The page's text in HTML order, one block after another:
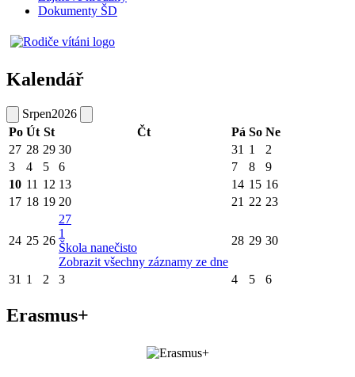
Dokumenty ŠD
Kalendář
Srpen2026
Po Út St Čt Pá So Ne
27 28 29 30 31 1
2
3
4 5 6 7 8
9
10 11 12 13 14 15 16
17 18 19 20 21 22 23
24 25 26
27
1
Škola nanečisto
Zobrazit všechny záznamy ze dne
28 29 30
31 1 2 3 4 5 6
Erasmus+